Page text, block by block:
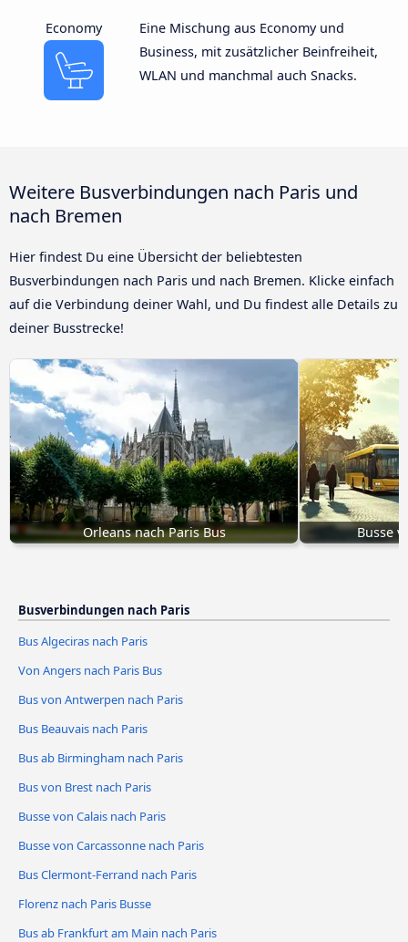
Economy
Eine Mischung aus Economy und
Business, mit zusätzlicher Beinfreiheit,
WLAN und manchmal auch Snacks.
Weitere Busverbindungen nach Paris und
nach Bremen
Hier findest Du eine Übersicht der beliebtesten
Busverbindungen nach Paris und nach Bremen. Klicke einfach
auf die Verbindung deiner Wahl, und Du findest alle Details zu
deiner Busstrecke!
Orleans nach Paris Bus Busse
Busverbindungen nach Paris
Bus Algeciras nach Paris
Von Angers nach Paris Bus
Bus von Antwerpen nach Paris
Bus Beauvais nach Paris
Bus ab Birmingham nach Paris
Bus von Brest nach Paris
Busse von Calais nach Paris
Busse von Carcassonne nach Paris
Bus Clermont-Ferrand nach Paris
Florenz nach Paris Busse
Bus ab Frankfurt am Main nach Paris